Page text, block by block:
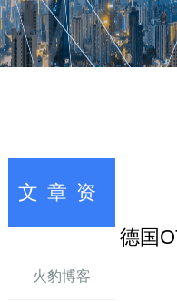
文章资
火豹博客
德国